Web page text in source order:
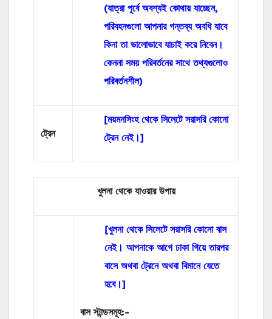
(যাত্রা পূর্বে অবশ্যই কোথায় যাচ্ছেন,
পরিবহনগুলো আপনার গন্তব্য অবধি যাবে
কিনা তা ভালোভাবে যাচাই করে নিবেন।
কেননা সময় পরিবর্তনের সাথে তথ্যগুলোও
পরিবর্তনশীল)
ট্রেন
[ময়মনসিংহ থেকে সিলেটে সরাসরি কোনো
ট্রেন নেই।]
খুলনা থেকে যাওয়ার উপায়
[খুলনা থেকে সিলেটে সরাসরি কোনো বাস
নেই। আপনাকে আগে ঢাকা গিয়ে তারপর
বাসে অথবা ট্রেনে অথবা বিমানে যেতে
হবে।]
বাস স্টান্ডসমূহ:-